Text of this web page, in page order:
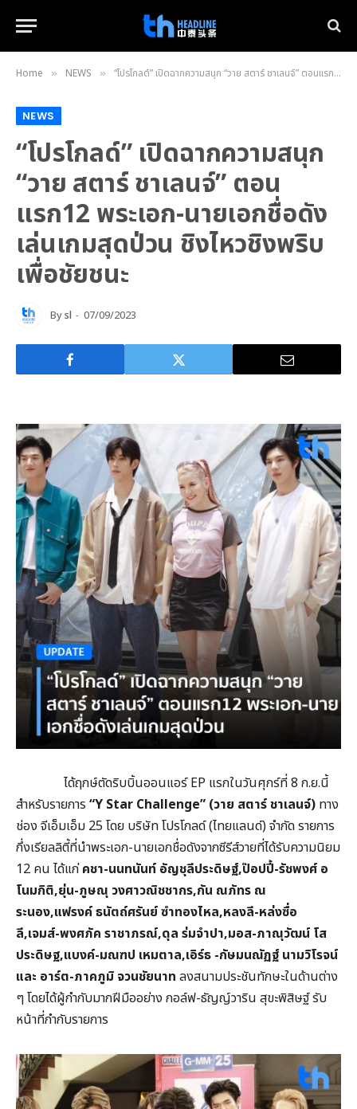
Home » NEWS » “โปรโกลด์” เปิดฉากความสนุก “วาย สตาร์ ชาเลนจ์” ตอนแรก12 พระเอก-นายเอกชื่อดังเล่นเกมสุดป่วน ชิงไหวชิงพริบเพื่อชัยชนะ
NEWS
“โปรโกลด์” เปิดฉากความสนุก
“วาย สตาร์ ชาเลนจ์” ตอน
แรก12 พระเอก-นายเอกชื่อดัง
เล่นเกมสุดป่วน ชิงไหวชิงพริบ
เพื่อชัยชนะ
Bysl 07/09/2023
ได้ฤกษ์ตัดริบบิ้นออนแอร์ EP แรกในวันศุกร์ที่ 8 ก.ย.นี้
สำหรับรายการ “Y Star Challenge” (วาย สตาร์ ชาเลนจ์) ทาง
ช่อง จีเอ็มเอ็ม 25 โดย บริษัท โปรโกลด์ (ไทยแลนด์) จำกัด รายการ
กึ่งเรียลลิตี้ที่นำพระเอก-นายเอกชื่อดังจากซีรีส์วายที่ได้รับความนิยม
12 คน ได้แก่คชา-นนทนันท์ อัญชุลีประดิษฐ์,ป๊อปปี้-รัชพงศ์ อ
โนมกิติ,ยุ่น-ภูษณุ วงศาวณิชชากร,กัน ณภัทร ณ
ระนอง,แฟรงค์ ธนัตถ์ศรันย์ ซำทองไหล,หลงลี-หล่งซื่อ
ลี,เจมส์-พงศภัค ราชาภรณ์,ดุล ร่มจำปา,มอส-ภาณุวัฒน์ โส
ประดิษฐ,แบงค์-มณฑป เหมตาล,เอิร์ธ -กัษมนณัฏฐ์ นามวิโรจน์
และ อาร์ต-ภาคภูมิ จวนชัยนาท ลงสนามประชันทักษะในด้านต่าง
ๆ โดยได้ผู้กำกับมากฝีมืออย่าง กอล์ฟ-ธัญญ์วาริน สุขะพิสิษฐ์ รับ
หน้าที่กำกับรายการ